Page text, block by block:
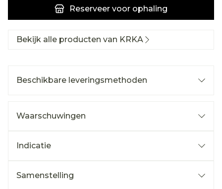
Reserveer voor ophaling
Bekijk alle producten van KRKA
Beschikbare leveringsmethoden
Waarschuwingen
Indicatie
Samenstelling